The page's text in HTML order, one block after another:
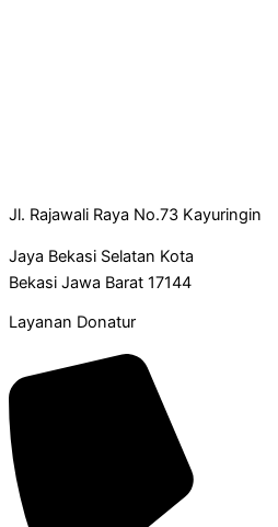
Jl. Rajawali Raya No.73 Kayuringin
Jaya Bekasi Selatan Kota
Bekasi Jawa Barat 17144
Layanan Donatur